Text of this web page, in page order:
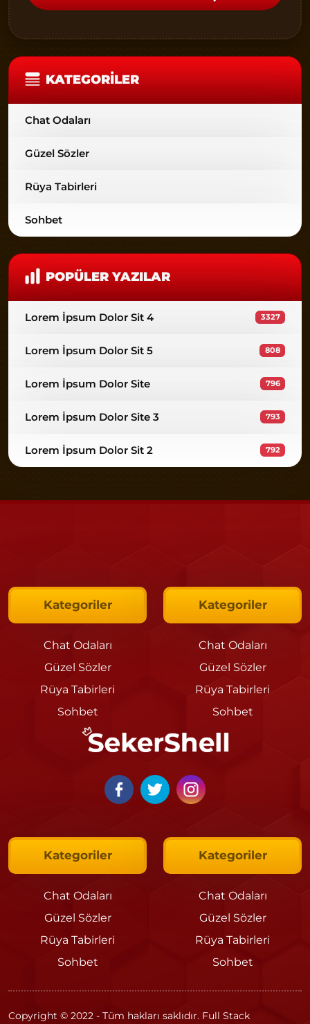
KATEGORILER
Chat Odaları
Güzel Sözler
Rüya Tabirleri
Sohbet
POPÜLER YAZILAR
Lorem İpsum Dolor Sit 4 3327
Lorem İpsum Dolor Sit 5 808
Lorem İpsum Dolor Site 796
Lorem İpsum Dolor Site 3 793
Lorem İpsum Dolor Sit 2 792
Kategoriler
Chat Odaları
Güzel Sözler
Rüya Tabirleri
Sohbet
Kategoriler
Chat Odaları
Güzel Sözler
Rüya Tabirleri
Sohbet
Kategoriler
Chat Odaları
Güzel Sözler
Rüya Tabirleri
Sohbet
Kategoriler
Chat Odaları
Güzel Sözler
Rüya Tabirleri
Sohbet
Copyright © 2022 - Tüm hakları saklıdır. Full Stack